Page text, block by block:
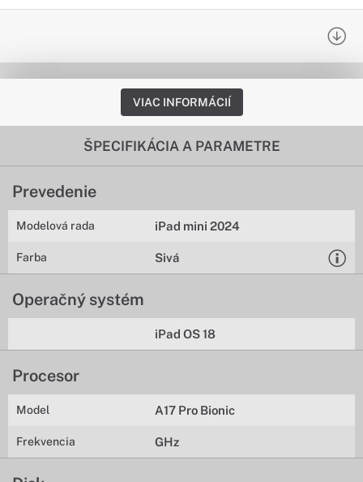
VIAC INFORMÁCIÍ
ŠPECIFIKÁCIA A PARAMETRE
Prevedenie
Modelová rada iPad mini 2024
Farba Sivá
Operačný systém
iPad OS 18
Procesor
Model A17 Pro Bionic
Frekvencia GHz